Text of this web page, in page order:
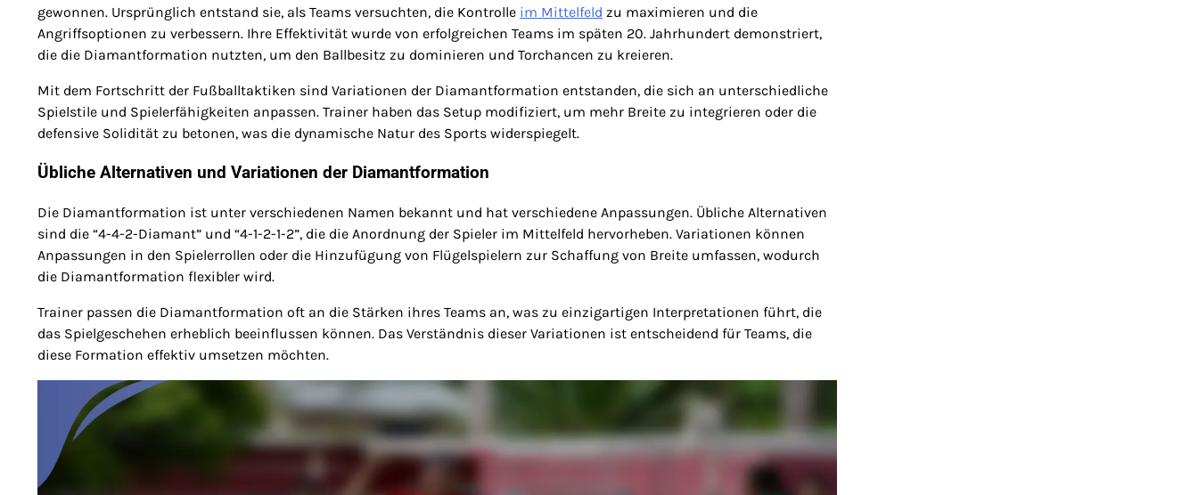
gewonnen. Ursprünglich entstand sie, als Teams versuchten, die Kontrolle im Mittelfeld zu maximieren und die
Angriffsoptionen zu verbessern. Ihre Effektivität wurde von erfolgreichen Teams im späten 20. Jahrhundert demonstriert,
die die Diamantformation nutzten, um den Ballbesitz zu dominieren und Torchancen zu kreieren.
Mit dem Fortschritt der Fußballtaktiken sind Variationen der Diamantformation entstanden, die sich an unterschiedliche
Spielstile und Spielerfähigkeiten anpassen. Trainer haben das Setup modifiziert, um mehr Breite zu integrieren oder die
defensive Solidität zu betonen, was die dynamische Natur des Sports widerspiegelt.
Übliche Alternativen und Variationen der Diamantformation
Die Diamantformation ist unter verschiedenen Namen bekannt und hat verschiedene Anpassungen. Übliche Alternativen
sind die “4-4-2-Diamant” und “4-1-2-1-2”, die die Anordnung der Spieler im Mittelfeld hervorheben. Variationen können
Anpassungen in den Spielerrollen oder die Hinzufügung von Flügelspielern zur Schaffung von Breite umfassen, wodurch
die Diamantformation flexibler wird.
Trainer passen die Diamantformation oft an die Stärken ihres Teams an, was zu einzigartigen Interpretationen führt, die
das Spielgeschehen erheblich beeinflussen können. Das Verständnis dieser Variationen ist entscheidend für Teams, die
diese Formation effektiv umsetzen möchten.